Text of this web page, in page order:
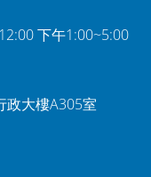
下午1:00~5:00
政大樓A305室